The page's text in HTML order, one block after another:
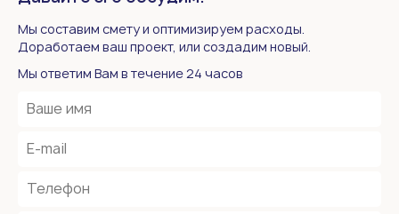
Мы составим смету и оптимизируем расходы.
Доработаем ваш проект, или создадим новый.
Мы ответим Вам в течение 24 часов